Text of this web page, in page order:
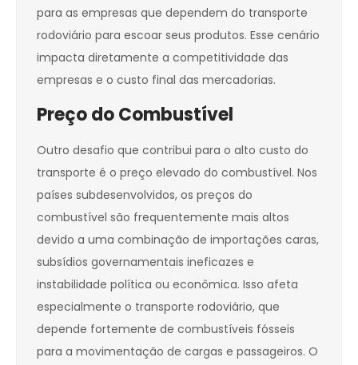
para as empresas que dependem do transporte
rodoviário para escoar seus produtos. Esse cenário
impacta diretamente a competitividade das
empresas e o custo final das mercadorias.
Preço do Combustível
Outro desafio que contribui para o alto custo do
transporte é o preço elevado do combustível. Nos
países subdesenvolvidos, os preços do
combustível são frequentemente mais altos
devido a uma combinação de importações caras,
subsídios governamentais ineficazes e
instabilidade política ou econômica. Isso afeta
especialmente o transporte rodoviário, que
depende fortemente de combustíveis fósseis
para a movimentação de cargas e passageiros. O